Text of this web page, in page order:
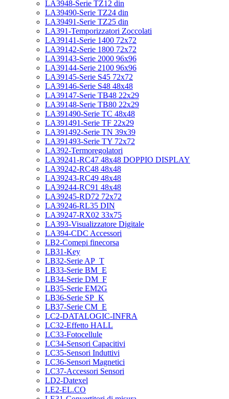
LA3948-Serie TZ12 din
LA39490-Serie TZ24 din
LA39491-Serie TZ25 din
LA391-Temporizzatori Zoccolati
LA39141-Serie 1400 72x72
LA39142-Serie 1800 72x72
LA39143-Serie 2000 96x96
LA39144-Serie 2100 96x96
LA39145-Serie S45 72x72
LA39146-Serie S48 48x48
LA39147-Serie TB48 22x29
LA39148-Serie TB80 22x29
LA391490-Serie TC 48x48
LA391491-Serie TF 22x29
LA391492-Serie TN 39x39
LA391493-Serie TY 72x72
LA392-Termoregolatori
LA39241-RC47 48x48 DOPPIO DISPLAY
LA39242-RC48 48x48
LA39243-RC49 48x48
LA39244-RC91 48x48
LA39245-RD72 72x72
LA39246-RL35 DIN
LA39247-RX02 33x75
LA393-Visualizzatore Digitale
LA394-CDC Accessori
LB2-Comepi finecorsa
LB31-Key
LB32-Serie AP_T
LB33-Serie BM_E
LB34-Serie DM_F
LB35-Serie EM2G
LB36-Serie SP_K
LB37-Serie CM_E
LC2-DATALOGIC-INFRA
LC32-Effetto HALL
LC33-Fotocellule
LC34-Sensori Capacitivi
LC35-Sensori Induttivi
LC36-Sensori Magnetici
LC37-Accessori Sensori
LD2-Datexel
LE2-EL.CO